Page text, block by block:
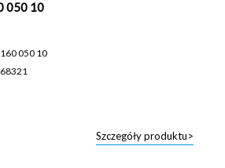
050 10
050 10
Szczegóły produktu>